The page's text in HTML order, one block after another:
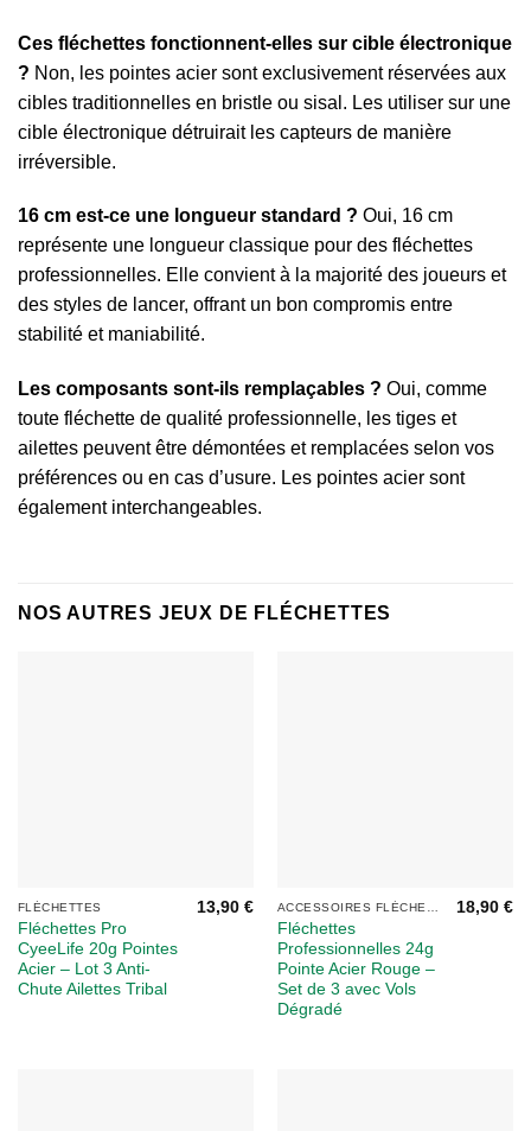
Ces fléchettes fonctionnent-elles sur cible électronique
? Non, les pointes acier sont exclusivement réservées aux
cibles traditionnelles en bristle ou sisal. Les utiliser sur une
cible électronique détruirait les capteurs de manière
irréversible.
16 cm est-ce une longueur standard ? Oui, 16 cm
représente une longueur classique pour des fléchettes
professionnelles. Elle convient à la majorité des joueurs et
des styles de lancer, offrant un bon compromis entre
stabilité et maniabilité.
Les composants sont-ils remplaçables ? Oui, comme
toute fléchette de qualité professionnelle, les tiges et
ailettes peuvent être démontées et remplacées selon vos
préférences ou en cas d’usure. Les pointes acier sont
également interchangeables.
NOS AUTRES JEUX DE FLÉCHETTES
FLÉCHETTES
Fléchettes Pro
CyeeLife 20g Pointes
Acier – Lot 3 Anti-
Chute Ailettes Tribal
13,90€
Fléchettes
Professionnelles 24g
Pointe Acier Rouge –
Set de 3 avec Vols
Dégradé
18,90€